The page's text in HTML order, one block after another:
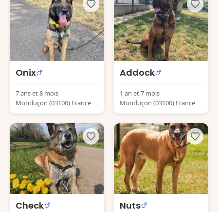
Onix
7 ans et 8 mois
Montluçon (03100) France
Addock
1 an et 7 mois
Montluçon (03100) France
Check Nuts